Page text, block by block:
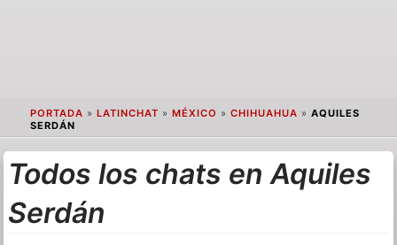
PORTADA » LATINCHAT » MÉXICO » CHIHUAHUA » AQUILES
SERDÁN
Todos los chats en Aquiles
Serdán